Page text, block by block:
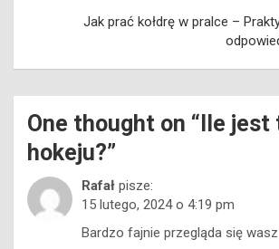
Jak prać kołdrę w pralce –
One thought on “Ile jest
hokeju?”
Rafał pisze:
15 lutego, 2024 o 4:19 pm
Bardzo fajnie przegląda się